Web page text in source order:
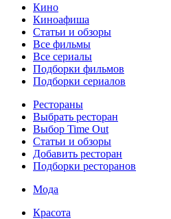
Кино
Киноафиша
Статьи и обзоры
Все фильмы
Все сериалы
Подборки фильмов
Подборки сериалов
Рестораны
Выбрать ресторан
Выбор Time Out
Статьи и обзоры
Добавить ресторан
Подборки ресторанов
Мода
Красота